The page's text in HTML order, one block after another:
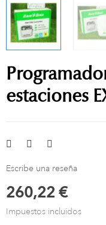
estaciones
Escribe una reseña
260,22 €
Impuestos incluidos